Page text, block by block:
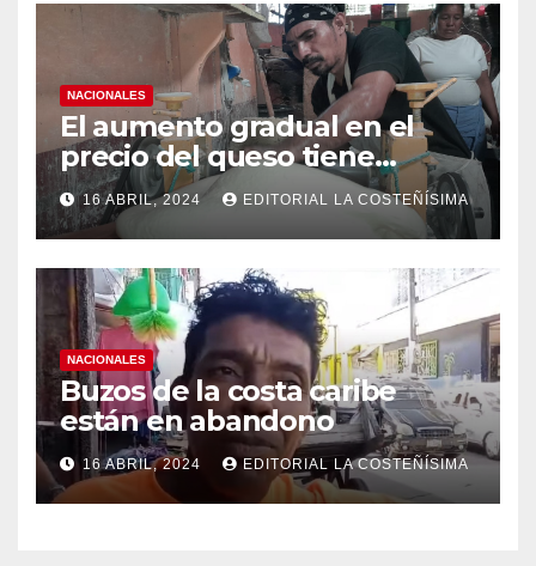
NACIONALES
El aumento gradual en el
precio del queso tiene
efectos a las Panaderias
16 ABRIL, 2024 EDITORIAL LA COSTEÑÍSIMA
NACIONALES
Buzos de la costa caribe
están en abandono
16 ABRIL, 2024 EDITORIAL LA COSTEÑÍSIMA